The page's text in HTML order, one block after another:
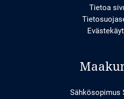
Tietoa
Sähkösopimus